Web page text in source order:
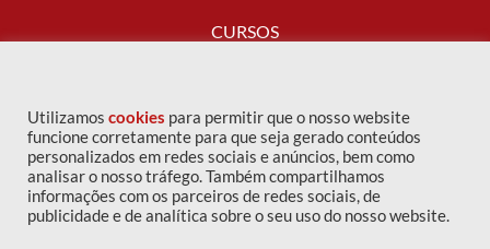
CURSOS
FALE CONOSCO
Utilizamos cookies para permitir que o nosso website
funcione corretamente para que seja gerado conteúdos
personalizados em redes sociais e anúncios, bem como
analisar o nosso tráfego. Também compartilhamos
informações com os parceiros de redes sociais, de
publicidade e de analítica sobre o seu uso do nosso website.